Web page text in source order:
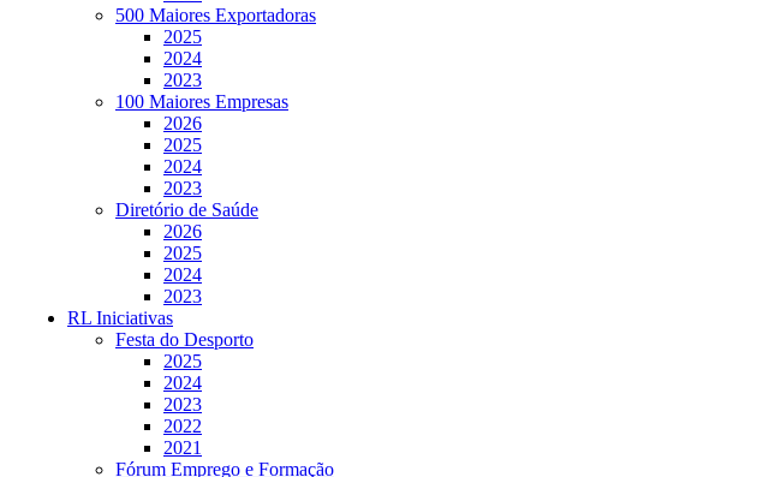
500 Maiores Exportadoras
2025
2024
2023
100 Maiores Empresas
2026
2025
2024
2023
Diretório de Saúde
2026
2025
2024
2023
RL Iniciativas
Festa do Desporto
2025
2024
2023
2022
2021
Fórum Emprego e Formação